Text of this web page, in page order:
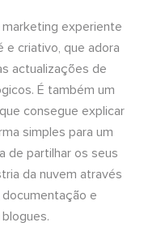
experiente
e criativo, que adora
actualizações de
É também um
consegue explicar
simples para um
de partilhar os seus
da nuvem através
documentação e